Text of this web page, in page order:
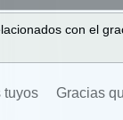
con el
tuyos Gracias